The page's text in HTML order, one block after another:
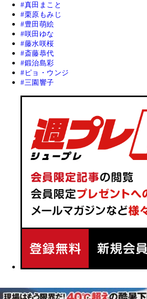
真田まこと
栗原もみじ
豊田萌絵
咲田ゆな
藤水咲桜
斎藤恭代
鍛治島彩
ピョ・ウンジ
三園響子